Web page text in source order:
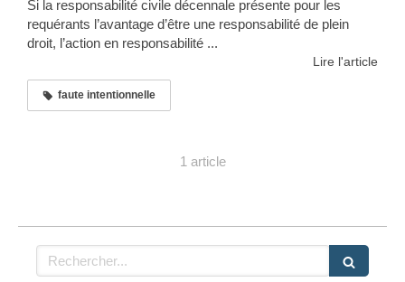
Si la responsabilité civile décennale présente pour les
requérants l’avantage d’être une responsabilité de plein
droit, l’action en responsabilité ...
Lire l'article
faute intentionnelle
1 article
Rechercher